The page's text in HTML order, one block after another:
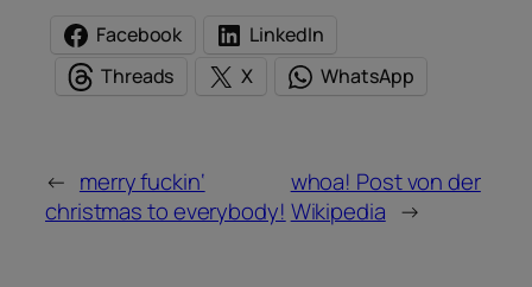
Facebook
LinkedIn
Threads
X WhatsApp
← merry fuckin‘
christmas to everybody!
whoa! Post von der
Wikipedia →